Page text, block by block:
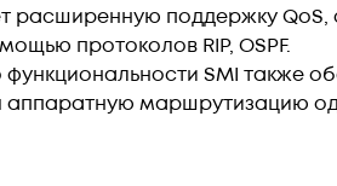
расширенную поддержку QoS,
протоколов RIP, OSPF.
SMI также
аппаратную маршрутизацию